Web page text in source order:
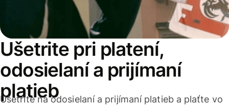
Ušetrite pri platení,
odosielaní a prijímaní
platieb
Ušetrite na odosielaní a prijímaní platieb a plaťte vo